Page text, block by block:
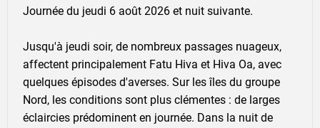
Journée du jeudi 6 août 2026 et nuit suivante.
Jusqu'à jeudi soir, de nombreux passages nuageux,
affectent principalement Fatu Hiva et Hiva Oa, avec
quelques épisodes d'averses. Sur les îles du groupe
Nord, les conditions sont plus clémentes : de larges
éclaircies prédominent en journée. Dans la nuit de